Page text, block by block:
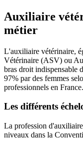
Auxiliaire
métier
L'auxiliaire vétérinaire,
Vétérinaire (ASV) ou
bras droit indispensable
97% par des femmes
professionnels en France.
Les différents
La profession
niveaux dans la